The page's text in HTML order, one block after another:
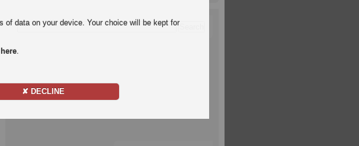
data on your device. Your choice will be kept for
here.
✘ DECLINE